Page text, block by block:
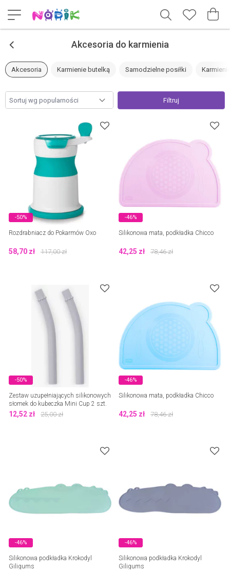
< Akcesoria do karmienia
Karmienie butelką Samodzielne posiłki
Akcesoria
Filtruj
-50%
Rozdrabniacz do Pokarmów Oxo
58,70 zł 117,00zł
-46%
Silikonowa mata, podkładka Chicco
42,25 zł 78,46zł
-50%
Zestaw uzupełniających silikonowych
słomek do kubeczka Mini Cup 2 szt.
EZPZ
12,52 zł 25,00zł
-46%
Silikonowa mata, podkładka Chicco
42,25 zł 78,46zł
-46%
Silikonowa podkładka Krokodyl
Giligums
-46%
Silikonowa podkładka Krokodyl
Giligums